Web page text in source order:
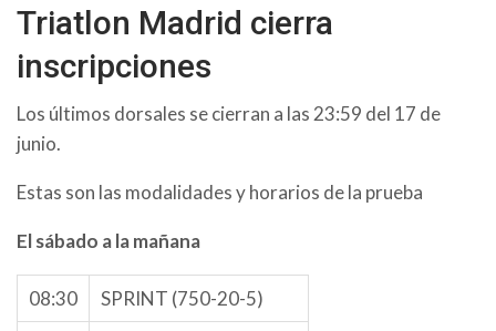
Triatlon Madrid cierra
inscripciones
Los últimos dorsales se cierran a las 23:59 del 17 de
junio.
Estas son las modalidades y horarios de la prueba
El sábado a la mañana
08:30
SPRINT (750-20-5)